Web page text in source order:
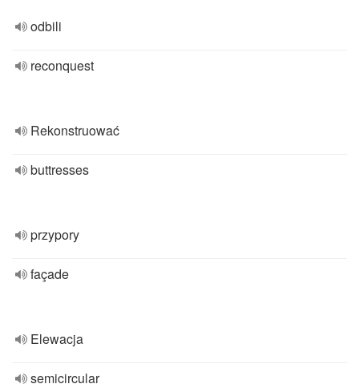
odbili
reconquest
Rekonstruować
buttresses
przypory
façade
Elewacja
semicircular